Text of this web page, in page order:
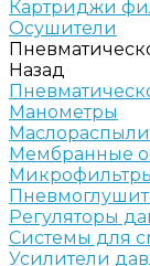
Картриджи
Осушители
Назад
Манометры
Мембранные
Регуляторы
Системы для
Усилители